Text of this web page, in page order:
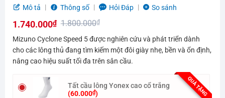
Được
hạng
0.0
5
sao
Mô tả
Thông số Hỏi Đáp So sánh
1.800.000₫
Giá
gốc
là:
1.800.000₫.
1.740.000₫
Giá
hiện
tại
1.740.000₫.
Mizuno Cyclone Speed 5 được nghiên cứu và phát triển dành
cho các lông thủ đang tìm kiếm một đôi giày nhẹ, bền và ổn định,
nâng cao hiệu suất tối đa trên sân cầu.
QUÀ TẶNG
Tất cầu lông Yonex cao cổ trắng
(60.000₫)